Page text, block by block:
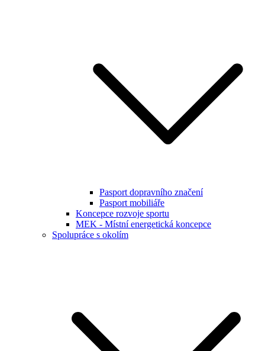
Pasport dopravního značení
Pasport mobiliáře
Koncepce rozvoje sportu
MEK - Místní energetická koncepce
Spolupráce s okolím